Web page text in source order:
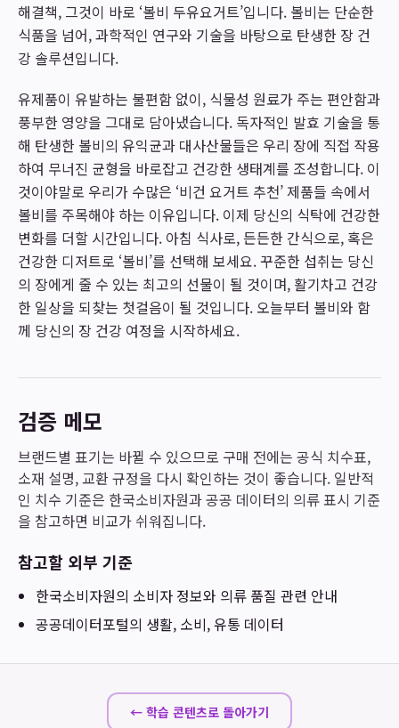
해결책, 그것이 바로 ‘볼비 두유요거트’입니다. 볼비는 단순한
식품을 넘어, 과학적인 연구와 기술을 바탕으로 탄생한 장 건
강 솔루션입니다.
유제품이 유발하는 불편함 없이, 식물성 원료가 주는 편안함과
풍부한 영양을 그대로 담아냈습니다. 독자적인 발효 기술을 통
해 탄생한 볼비의 유익균과 대사산물들은 우리 장에 직접 작용
하여 무너진 균형을 바로잡고 건강한 생태계를 조성합니다. 이
것이야말로 우리가 수많은 ‘비건 요거트 추천’ 제품들 속에서
볼비를 주목해야 하는 이유입니다. 이제 당신의 식탁에 건강한
변화를 더할 시간입니다. 아침 식사로, 든든한 간식으로, 혹은
건강한 디저트로 ‘볼비’를 선택해 보세요. 꾸준한 섭취는 당신
의 장에게 줄 수 있는 최고의 선물이 될 것이며, 활기차고 건강
한 일상을 되찾는 첫걸음이 될 것입니다. 오늘부터 볼비와 함
께 당신의 장 건강 여정을 시작하세요.
검증 메모
브랜드별 표기는 바뀔 수 있으므로 구매 전에는 공식 치수표,
소재 설명, 교환 규정을 다시 확인하는 것이 좋습니다. 일반적
인 치수 기준은 한국소비자원과 공공 데이터의 의류 표시 기준
을 참고하면 비교가 쉬워집니다.
참고할 외부 기준
한국소비자원의 소비자 정보와 의류 품질 관련 안내
공공데이터포털의 생활, 소비, 유통 데이터
← 학습 콘텐츠로 돌아가기